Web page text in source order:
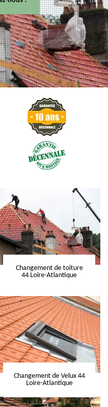
Changement de toiture
44 Loire-Atlantique
Changement de Velux 44
Loire-Atlantique